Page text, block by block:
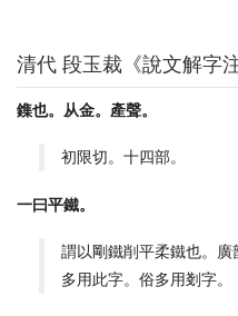
清代 段玉裁《說文解字注
鏶也。从金。產聲。
初限切。十四部。
一曰平鐵。
謂以剛鐵削平柔鐵也。廣
多用此字。俗多用剗字。